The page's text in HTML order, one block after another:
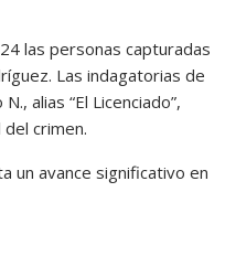
las personas capturadas
Las indagatorias de
alias “El Licenciado”,
crimen.
un avance significativo en